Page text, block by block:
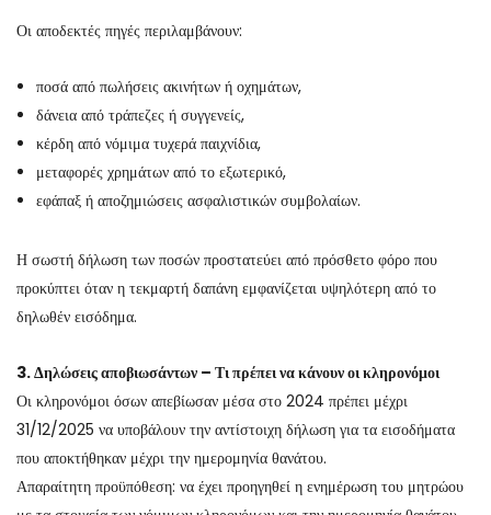
Οι αποδεκτές πηγές περιλαμβάνουν:
ποσά από πωλήσεις ακινήτων ή οχημάτων,
δάνεια από τράπεζες ή συγγενείς,
κέρδη από νόμιμα τυχερά παιχνίδια,
μεταφορές χρημάτων από το εξωτερικό,
εφάπαξ ή αποζημιώσεις ασφαλιστικών συμβολαίων.
Η σωστή δήλωση των ποσών προστατεύει από πρόσθετο φόρο που
προκύπτει όταν η τεκμαρτή δαπάνη εμφανίζεται υψηλότερη από το
δηλωθέν εισόδημα.
3. Δηλώσεις αποβιωσάντων – Τι πρέπει να κάνουν οι κληρονόμοι
Οι κληρονόμοι όσων απεβίωσαν μέσα στο 2024 πρέπει μέχρι
31/12/2025 να υποβάλουν την αντίστοιχη δήλωση για τα εισοδήματα
που αποκτήθηκαν μέχρι την ημερομηνία θανάτου.
Απαραίτητη προϋπόθεση: να έχει προηγηθεί η ενημέρωση του μητρώου